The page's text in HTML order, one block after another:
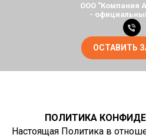
ООО "Компания
-
ОСТАВИТЬ
ПОЛИТИКА
Настоящая Политика в